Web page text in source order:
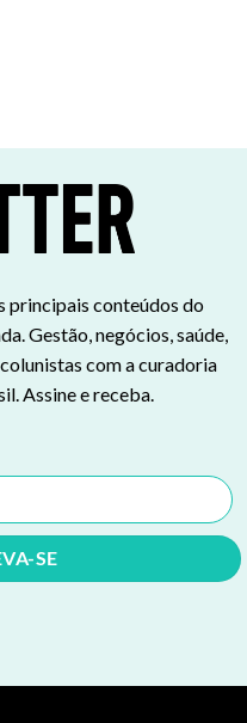
principais conteúdos do
Gestão, negócios, saúde,
com a curadoria
Assine e receba.